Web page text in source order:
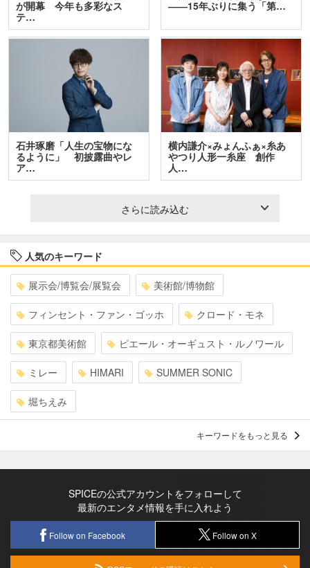
が開幕 今年も多彩なス
テ…
――15年ぶりに集う「第…
石井琢磨「人生の宝物にな
るように」 初披露曲やレ
ア…
横内謙介×みょんふぁ×糸あ
やつり人形一糸座 創作
人…
さらに読み込む
人気のキーワード
展示会/博覧会/展覧会 美術館/博物館
フィンセント・ファン・ゴッホ クロード・モネ
東京都美術館 ピエール・オーギュスト・ルノワール
ミレー HIMARI SUMMER SONIC
堀ちえみ
キーワードをもっと見る
SPICEの公式アカウントをフォローして
最新のエンタメ情報を手に入れよう
Follow on Facebook Follow on X